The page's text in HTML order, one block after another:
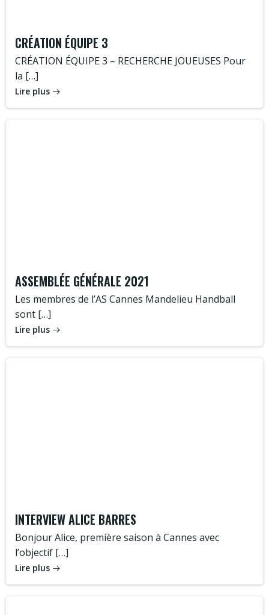
CRÉATION ÉQUIPE 3
CRÉATION ÉQUIPE 3 – RECHERCHE JOUEUSES Pour
la […]
Lire plus
ASSEMBLÉE GÉNÉRALE 2021
Les membres de l’AS Cannes Mandelieu Handball
sont […]
Lire plus
INTERVIEW ALICE BARRES
Bonjour Alice, première saison à Cannes avec
l’objectif […]
Lire plus